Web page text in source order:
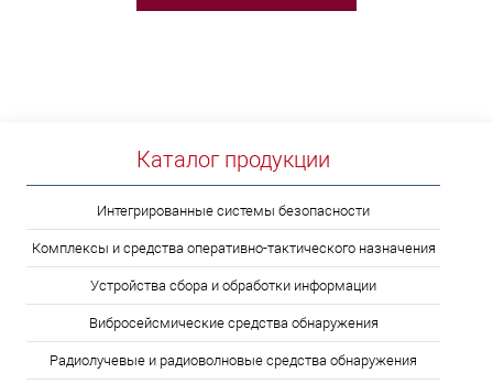
Каталог продукции
Интегрированные системы безопасности
Комплексы и средства оперативно-тактического назначения
Устройства сбора и обработки информации
Вибросейсмические средства обнаружения
Радиолучевые и радиоволновые средства обнаружения